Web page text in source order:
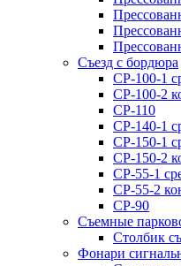
Съезд с бордюра
СР-100-1
СР-100-2
СР-110
СР-140-1
СР-150-1
СР-150-2
СР-55-1
СР-55-2
СР-90
Съемные
Столбик
Фонари